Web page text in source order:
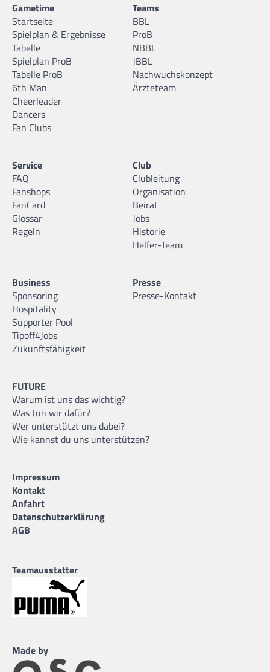
Gametime
Startseite
Spielplan & Ergebnisse
Tabelle
Spielplan ProB
Tabelle ProB
6th Man
Cheerleader
Dancers
Fan Clubs
Teams
BBL
ProB
NBBL
JBBL
Nachwuchskonzept
Ärzteteam
Service
FAQ
Fanshops
FanCard
Glossar
Regeln
Club
Clubleitung
Organisation
Beirat
Jobs
Historie
Helfer-Team
Business
Sponsoring
Hospitality
Supporter Pool
Tipoff4Jobs
Zukunftsfähigkeit
Presse
Presse-Kontakt
FUTURE
Warum ist uns das wichtig?
Was tun wir dafür?
Wer unterstützt uns dabei?
Wie kannst du uns unterstützen?
Impressum
Kontakt
Anfahrt
Datenschutzerklärung
AGB
Teamausstatter
Made by